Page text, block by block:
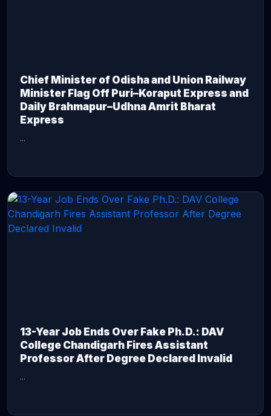
Chief Minister of Odisha and Union Railway
Minister Flag Off Puri–Koraput Express and
Daily Brahmapur–Udhna Amrit Bharat
Express
...
13-Year Job Ends Over Fake Ph.D.: DAV
College Chandigarh Fires Assistant
Professor After Degree Declared Invalid
...